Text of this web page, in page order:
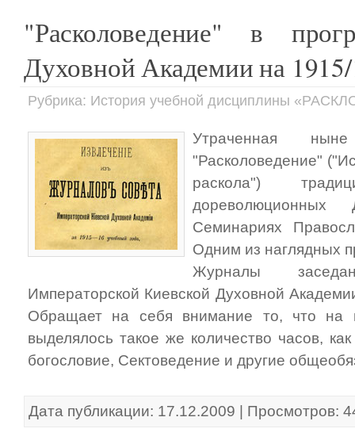
"Расколоведение" в
Духовной Академии на
Рубрика: История учебной дисциплины
Утраченная
"Расколоведение"
раскола")
Семинариях
Одним из наглядных
Журналы
Императорской Киевской Духовной
Обращает на себя внимание то, что на
выделялось такое же количество часов,
богословие, Сектоведение и другие
Дата публикации: 17.12.2009 | Просмотров: